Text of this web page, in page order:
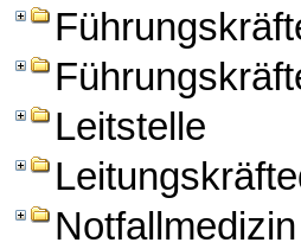
Leitstelle